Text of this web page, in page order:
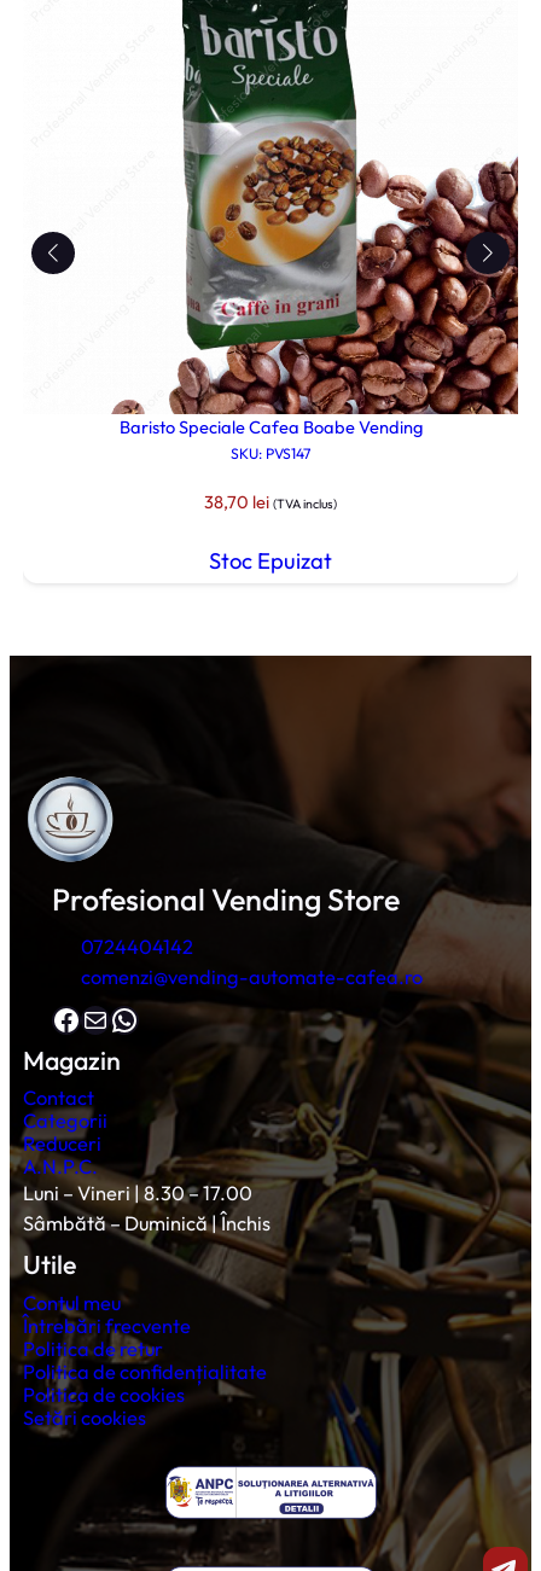
Baristo Speciale Cafea Boabe Vending
SKU: PVS147
38,70 lei (TVA inclus)
Stoc Epuizat
Profesional Vending Store
0724404142
comenzi@vending-automate-cafea.ro
Facebook Mail WhatsApp
Magazin
Contact
Categorii
Reduceri
A.N.P.C.
Luni – Vineri | 8.30 – 17.00
Sâmbătă – Duminică | Închis
Utile
Contul meu
Întrebări frecvente
Politica de retur
Politica de confidențialitate
Politica de cookies
Setări cookies